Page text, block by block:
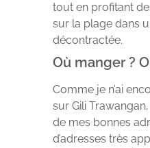
tout en profitant
sur la plage dans
décontractée.
Où manger ?
Comme je n’ai
sur Gili
de mes bonnes
d’adresses très